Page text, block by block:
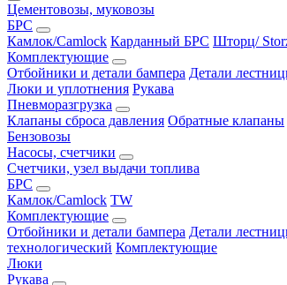
Цементовозы, муковозы
БРС
Камлок/Camlock Карданный БРС Шторц/
Комплектующие
Отбойники и детали бампера Детали
Люки и уплотнения Рукава
Пневморазгрузка
Клапаны сброса давления Обратные клапаны
Бензовозы
Насосы, счетчики
Счетчики, узел выдачи топлива
БРС
Камлок/Camlock TW
Комплектующие
Отбойники и детали бампера Детали
технологический Комплектующие
Люки
Рукава